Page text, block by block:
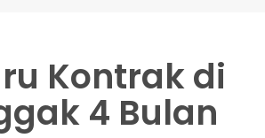
Kontrak di
4 Bulan